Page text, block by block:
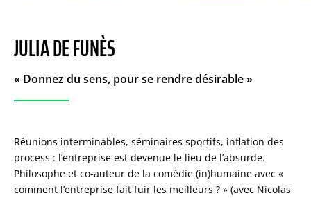
SOIRÉE PRESTIGE
POUR DES ÉCHANGES D'EXCEPTION
JULIA DE FUNÈS
« Donnez du sens, pour se rendre désirable »
Réunions interminables, séminaires sportifs, inflation des
process : l’entreprise est devenue le lieu de l’absurde.
Philosophe et co-auteur de la comédie (in)humaine avec «
comment l’entreprise fait fuir les meilleurs ? » (avec Nicolas